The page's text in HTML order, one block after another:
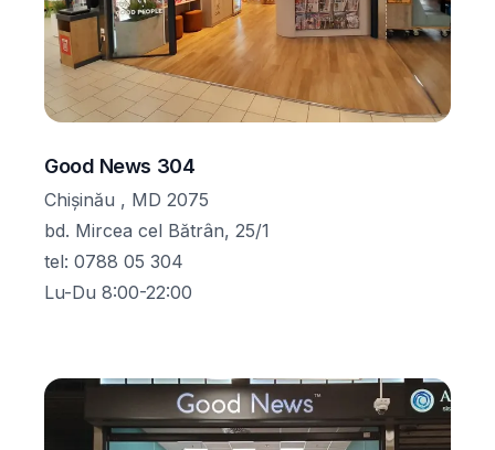
Good News 304
Chișinău , MD 2075
bd. Mircea cel Bătrân, 25/1
tel: 0788 05 304
Lu-Du 8:00-22:00